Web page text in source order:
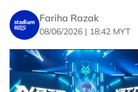
Fariha Razak
08/06/2026 | 18:42 MYT